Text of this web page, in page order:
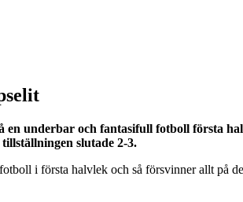
underbar och fantasifull fotboll första
slutade 2-3.
i första halvlek och så försvinner allt på